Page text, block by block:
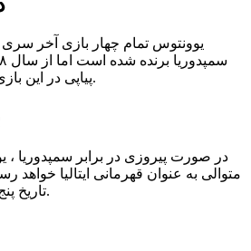
یوونتوس تمام چهار بازی آخر سری
پیاپی در این بازی به عدد پنج نرسیده است.
در صورت پیروزی در برابر سمپدوریا
متوالی به عنوان قهرمانی ایتالیا خواهد
تاریخ پنج لیگ بزرگ اروپا می باشد.